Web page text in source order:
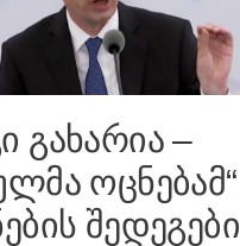
გახარია –